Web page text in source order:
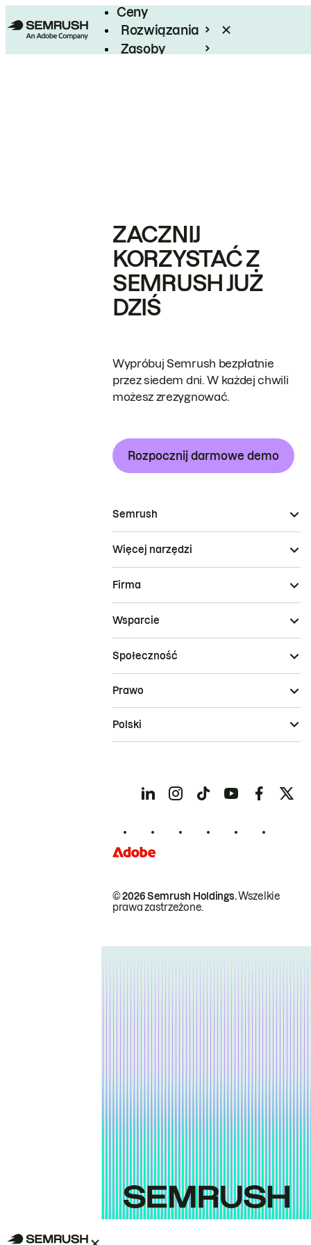
Ceny
Rozwiązania
Zasoby
ZACZNIJ
KORZYSTAĆ Z
SEMRUSH JUŻ
DZIŚ
Wypróbuj Semrush bezpłatnie
przez siedem dni. W każdej chwili
możesz zrezygnować.
Rozpocznij darmowe demo
Semrush
Więcej narzędzi
Firma
Wsparcie
Społeczność
© 2026 Semrush Holdings.Wszelkie
prawa zastrzeżone.
Prawo
Polski